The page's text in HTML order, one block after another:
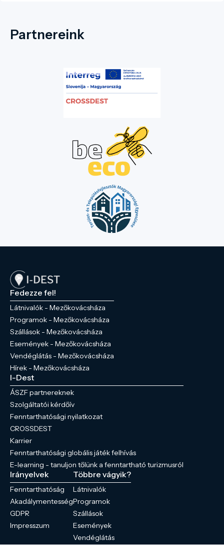
Partnereink
Fedezze fel!
Látnivalók - Mezőkovácsháza
Programok - Mezőkovácsháza
Szállások - Mezőkovácsháza
Események - Mezőkovácsháza
Vendéglátás - Mezőkovácsháza
Hírek - Mezőkovácsháza
I-Dest
ÁSZF partnereknek
Szolgáltatói kérdőív
Fenntarthatósági nyilatkozat
CROSSDEST
Karrier
Fenntarthatósági globális játék felhívás
E-learning - tanuljon tőlünk a fenntartható turizmusról
Irányelvek
Fenntarthatóság
Akadálymentesség
GDPR
Impresszum
Többre vágyik?
Látnivalók
Programok
Szállások
Események
Vendéglátás